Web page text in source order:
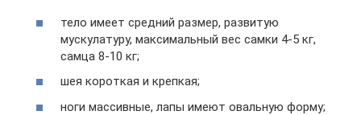
тело имеет средний размер, развитую
мускулатуру, максимальный вес самки 4-5 кг,
самца 8-10 кг;
шея короткая и крепкая;
ноги массивные, лапы имеют овальную форму;